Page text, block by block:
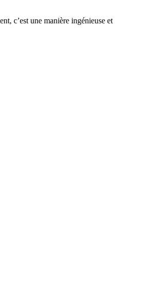
c’est une manière ingénieuse et